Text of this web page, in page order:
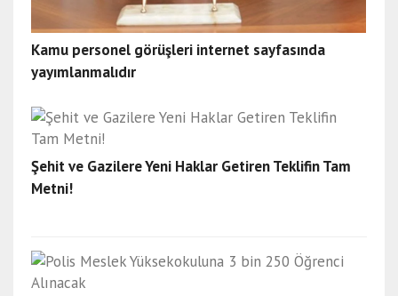
Kamu personel görüşleri internet sayfasında
yayımlanmalıdır
Şehit ve Gazilere Yeni Haklar Getiren Teklifin Tam
Metni!